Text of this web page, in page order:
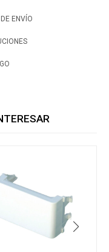
ENVÍO